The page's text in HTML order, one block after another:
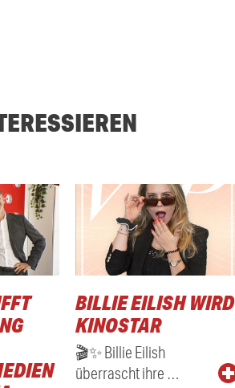
BILLIE EILISH WIRD
KINOSTAR
🎬✨ Billie Eilish
überrascht ihre …